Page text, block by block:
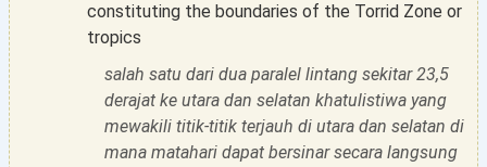
constituting the boundaries of the Torrid Zone or
tropics
salah satu dari dua paralel lintang sekitar 23,5
derajat ke utara dan selatan khatulistiwa yang
mewakili titik-titik terjauh di utara dan selatan di
mana matahari dapat bersinar secara langsung